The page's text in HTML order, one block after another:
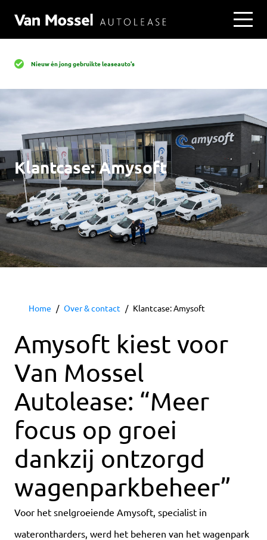
Nieuw én jong gebruikte leaseauto's
Klantcase: Amysoft
Home Over & contact Klantcase: Amysoft
Amysoft kiest voor
Van Mossel
Autolease: “Meer
focus op groei
dankzij ontzorgd
wagenparkbeheer”
Voor het snelgroeiende Amysoft, specialist in
waterontharders, werd het beheren van het wagenpark